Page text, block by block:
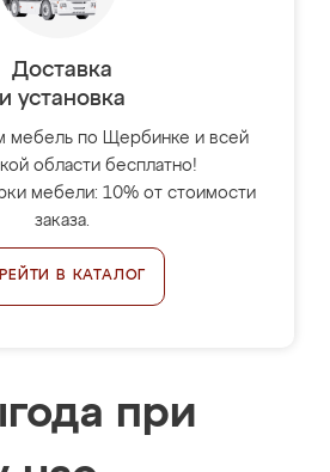
Доставка
и установка
мебель по Щербинке и всей
области бесплатно!
мебели: 10% от стоимости
заказа.
В КАТАЛОГ
при